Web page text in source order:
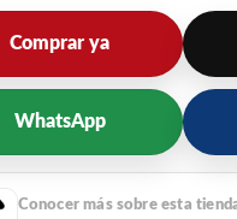
Comprar ya
WhatsApp